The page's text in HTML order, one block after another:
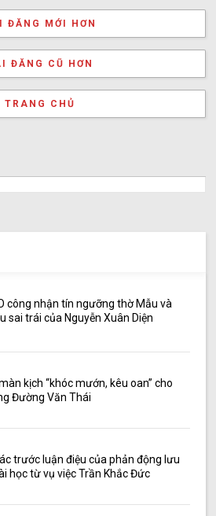
ĐĂNG MỚI HƠN
ĐĂNG CŨ HƠN
TRANG CHỦ
công nhận tín ngưỡng thờ Mẫu và
sai trái của Nguyễn Xuân Diện
kịch “khóc mướn, kêu oan” cho
Đường Văn Thái
trước luận điệu của phản động lưu
học từ vụ việc Trần Khắc Đức